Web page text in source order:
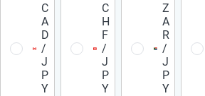
C
A
D
/
J
P
Y
C
H
F
/
J
P
Y
Z
A
R
/
J
P
Y